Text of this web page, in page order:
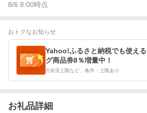
8/6 8:00時点
おトクなお知らせ
Yahoo!ふるさと納税でも使え
グ商品券8％増量中！
※決済上限など、条件・上限あり
お礼品詳細